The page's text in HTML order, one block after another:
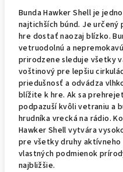
Bunda Hawker Shell je
najtichších búnd. Je
hre dostať naozaj blízko.
vetruodolnú a
prirodzene sleduje všetky
voštinový pre lepšiu
priedušnosť a odvádza
blížite k hre. Ak sa
podpazuší kvôli vetraniu a
hrudníka vrecká na rádio.
Hawker Shell vytvára
pre všetky druhy
vlastných podmienok
najbližšie.